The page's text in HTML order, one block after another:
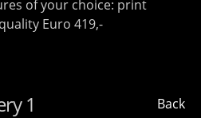
of your choice: print
Euro 419,-
Back
1